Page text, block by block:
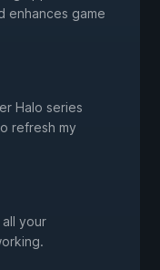
enhances game
Halo series
refresh my
your